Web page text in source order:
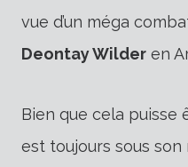
vue d’un méga
Deontay Wilder en
Bien que cela puisse
est toujours sous son